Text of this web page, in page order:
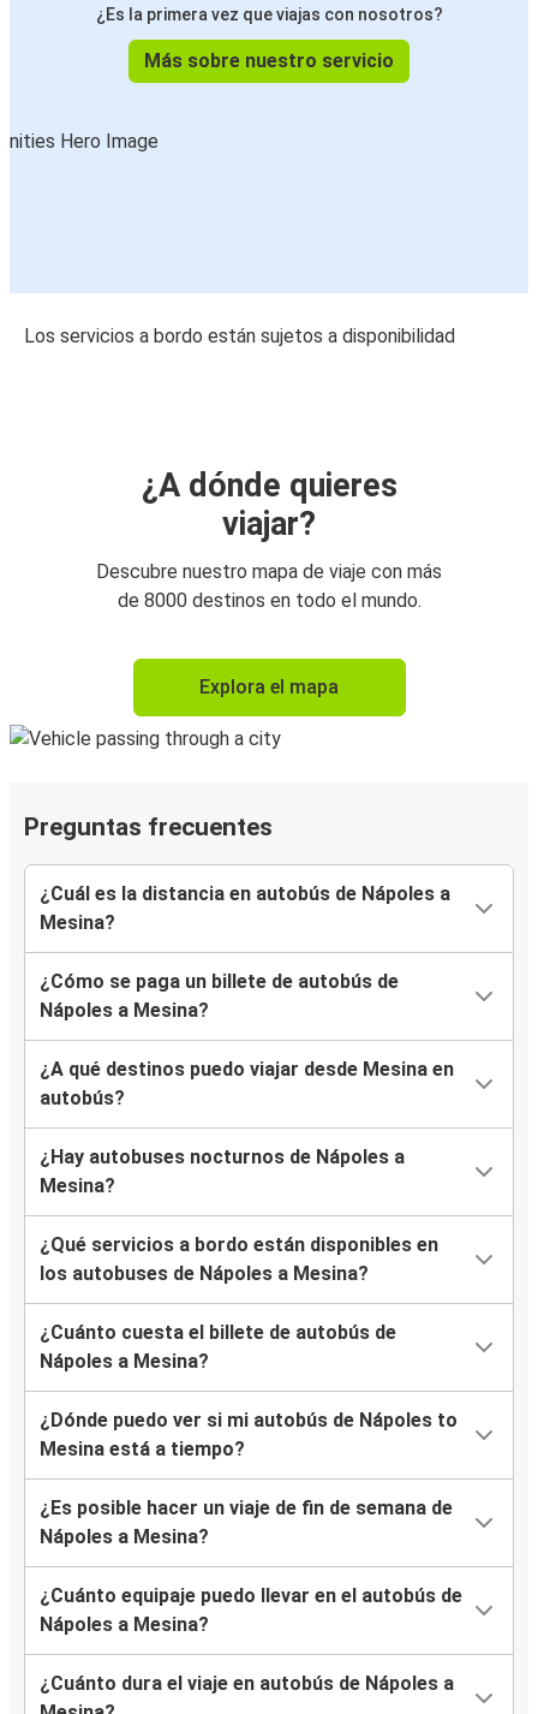
¿Es la primera vez que viajas con nosotros?
Más sobre nuestro servicio
Los servicios a bordo están sujetos a disponibilidad
¿A dónde quieres
viajar?
Descubre nuestro mapa de viaje con más
de 8000 destinos en todo el mundo.
Explora el mapa
Preguntas frecuentes
¿Cuál es la distancia en autobús de Nápoles a
Mesina?
¿Cómo se paga un billete de autobús de
Nápoles a Mesina?
¿A qué destinos puedo viajar desde Mesina en
autobús?
¿Hay autobuses nocturnos de Nápoles a
Mesina?
¿Qué servicios a bordo están disponibles en
los autobuses de Nápoles a Mesina?
¿Cuánto cuesta el billete de autobús de
Nápoles a Mesina?
¿Dónde puedo ver si mi autobús de Nápoles to
Mesina está a tiempo?
¿Es posible hacer un viaje de fin de semana de
Nápoles a Mesina?
¿Cuánto equipaje puedo llevar en el autobús de
Nápoles a Mesina?
¿Cuánto dura el viaje en autobús de Nápoles a